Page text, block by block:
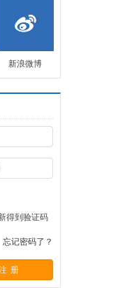
新浪微博
忘记密码了？
册